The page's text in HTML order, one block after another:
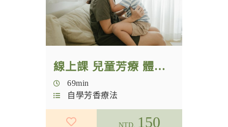
國際認證
芳療認證
NAHA學分
女性創業
線上課 兒童芳療 體驗課
69min
自學芳香療法
NTD. 150